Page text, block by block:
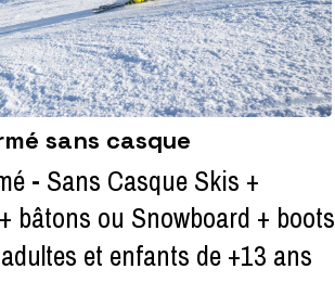
sans casque
- Sans Casque Skis +
bâtons ou Snowboard + boots
et enfants de +13 ans